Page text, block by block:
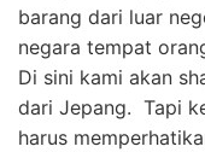
barang dari luar
negara tempat
Di sini kami akan
dari Jepang. Tapi
harus